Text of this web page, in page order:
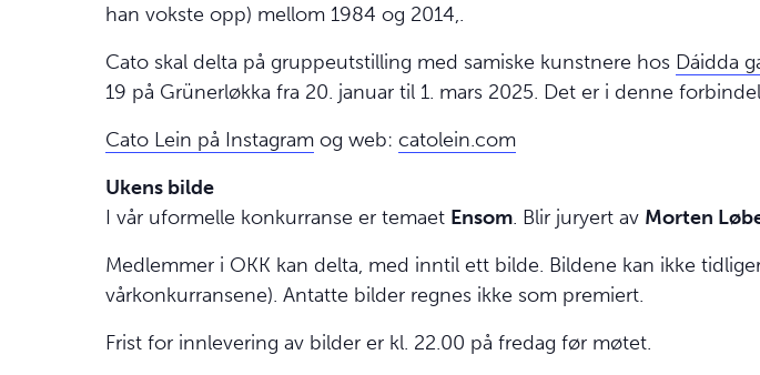
han vokste opp) mellom 1984 og 2014,.
Cato skal delta på gruppeutstilling med samiske kunstnere hos Dáidda
19 på Grünerløkka fra 20. januar til 1. mars 2025. Det er i denne
Cato Lein på Instagram og web: catolein.com
Ukens bilde
I vår uformelle konkurranse er temaet Ensom. Blir juryert av Morten
Medlemmer i OKK kan delta, med inntil ett bilde. Bildene kan ikke
vårkonkurransene). Antatte bilder regnes ikke som premiert.
Frist for innlevering av bilder er kl. 22.00 på fredag før møtet.